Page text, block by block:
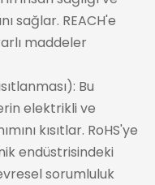
sağlar. REACH'e
maddeler
Bu
elektrikli ve
kısıtlar. RoHS'ye
endüstrisindeki
sorumluluk